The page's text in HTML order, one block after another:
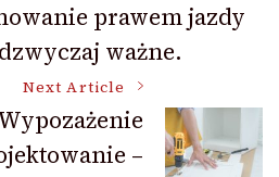
prawem jazdy
ważne.
Next Article
–